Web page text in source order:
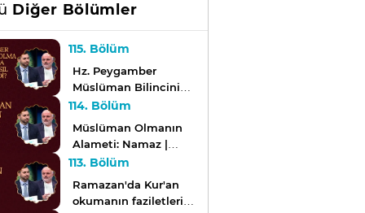
Diğer Bölümler
115. Bölüm
Hz. Peygamber
Müslüman Bilincini
İnşa Ederken Nasıl Bir
114. Bölüm
Müslüman Olmanın
Alameti: Namaz |
Kürsü
113. Bölüm
Ramazan'da Kur'an
okumanın faziletleri